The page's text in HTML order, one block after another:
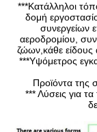
***Κατάλληλοι
δομή
συνεργείων
αεροδρομίου,
ζώων,κάθε είδους
***Υψόμετρος
Προϊόντα της
*** Λύσεις για